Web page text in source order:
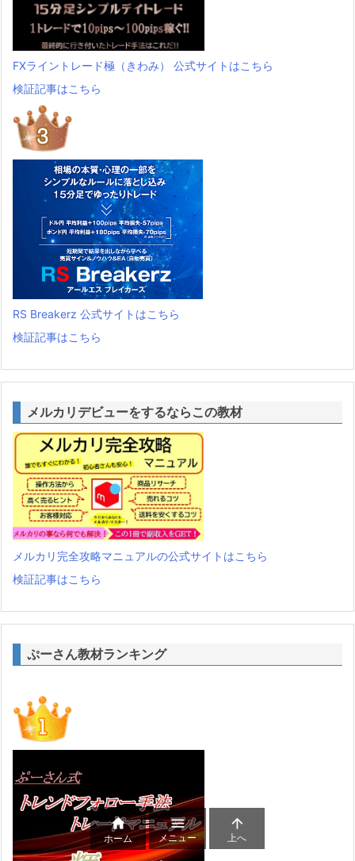
FXライントレード極（きわみ） 公式サイトはこちら
検証記事はこちら
RS Breakerz 公式サイトはこちら
検証記事はこちら
メルカリデビューをするならこの教材
メルカリ完全攻略マニュアルの公式サイトはこちら
検証記事はこちら
ぷーさん教材ランキング

ホーム

メニュー

上へ